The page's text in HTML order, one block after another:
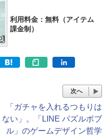
利用料金：無料（アイテム
課金制）
次へ
「ガチャを入れるつもりは
ない」。「LINE パズルボブ
ル」のゲームデザイン哲学